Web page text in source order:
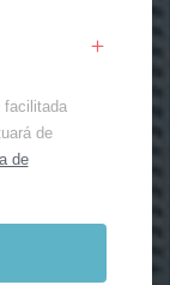
facilitada
de
de